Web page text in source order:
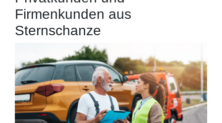
Firmenkunden aus
Sternschanze